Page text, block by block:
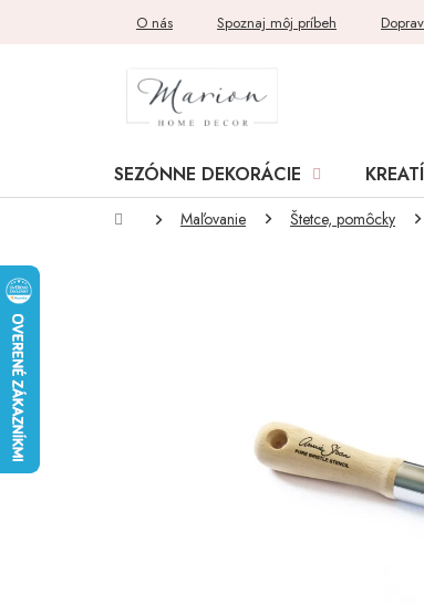
O nás Spoznaj môj príbeh
SEZÓNNE DEKORÁCIE
DomovMaľovanie Štetce, pomôcky